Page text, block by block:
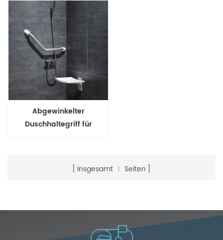
Abgewinkelter
Duschhaltegriff für
Insgesamt 1 Seiten